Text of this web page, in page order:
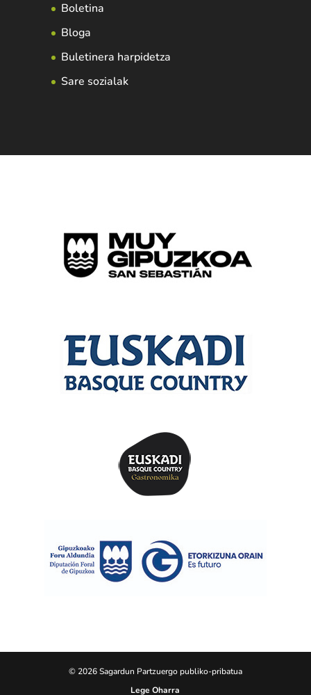
Boletina
Bloga
Buletinera harpidetza
Sare sozialak
© 2026 Sagardun Partzuergo publiko-pribatua
Lege Oharra